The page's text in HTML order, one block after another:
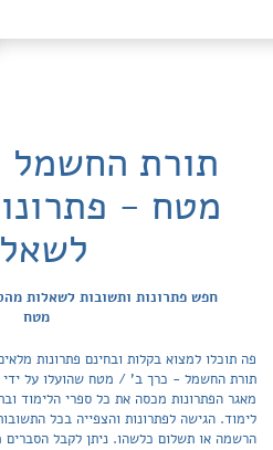
תורת
מטח -
חפש פתרונות ותשובות לשאלות
מטח
פה תוכלו למצוא בקלות ובחינם פתרונות
לימוד. הגישה לפתרונות והצפייה בכל
הרשמה או תשלום כלשהו. ניתן לקבל הסברים